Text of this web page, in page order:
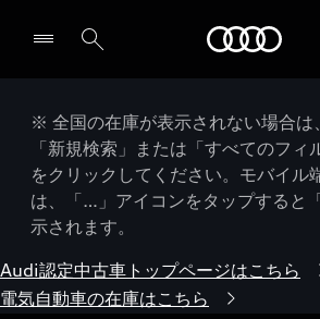
※ 全国の在庫が表示されない場合は
「新規検索」または「すべてのフィ
をクリックしてください。モバイル
は、「…」アイコンをタップすると
示されます。
Audi認定中古車トップページはこちら
電気自動車の在庫はこちら